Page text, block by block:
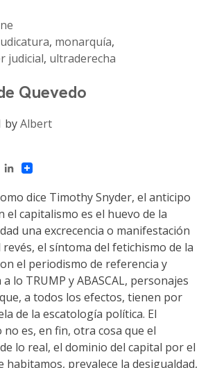
, monarquía,
judicial, ultraderecha
Quevedo
byAlbert
LinkedIn
dice Timothy Snyder, el anticipo
el capitalismo es el huevo de la
una excrecencia o manifestación
el síntoma del fetichismo de la
el periodismo de referencia y
lo TRUMP y ABASCAL, personajes
a todos los efectos, tienen por
de la escatología política. El
es, en fin, otra cosa que el
lo real, el dominio del capital por el
habitamos, prevalece la desigualdad,